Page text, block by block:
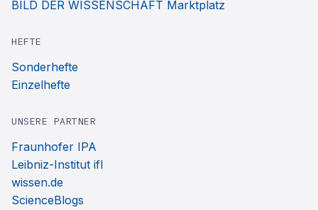
BILD DER WISSENSCHAFT Marktplatz
HEFTE
Sonderhefte
Einzelhefte
UNSERE PARTNER
Fraunhofer IPA
Leibniz-Institut ifl
wissen.de
ScienceBlogs